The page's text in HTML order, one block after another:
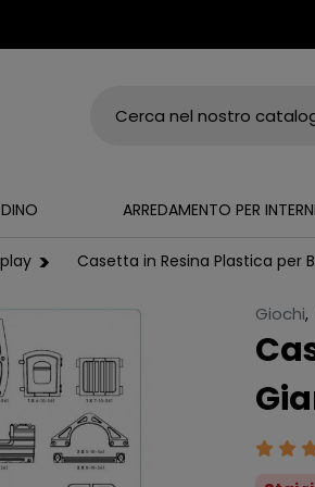
ARREDAMENTO PER INTERNI
Casetta in Resina Plastica per
Giochi,